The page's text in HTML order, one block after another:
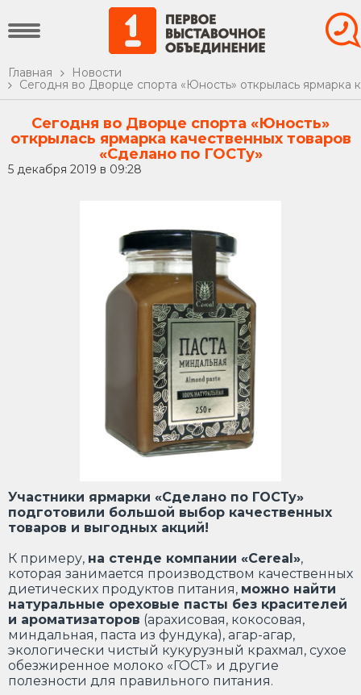
Главная
Новости
Сегодня во Дворце спорта «Юность» открылась ярмарка
Сегодня во Дворце спорта «Юность»
открылась ярмарка качественных товаров
«Сделано по ГОСТу»
5 декабря 2019 в 09:28
Участники ярмарки «Сделано по ГОСТу»
подготовили большой выбор качественных
товаров и выгодных акций!
К примеру, на стенде компании «Cereal»,
которая занимается производством качественных
диетических продуктов питания, можно найти
натуральные ореховые пасты без красителей
и ароматизаторов (арахисовая, кокосовая,
миндальная, паста из фундука), агар-агар,
экологически чистый кукурузный крахмал, сухое
обезжиренное молоко «ГОСТ» и другие
полезности для правильного питания.